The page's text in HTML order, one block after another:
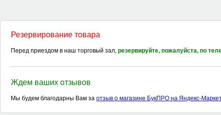
Резервирование товара
Перед приездом в наш торговый зал, резервируйте, пожалуйста, по
Ждем ваших отзывов
Мы будем благодарны Вам за отзыв о магазине БукПРО на Яндекс-